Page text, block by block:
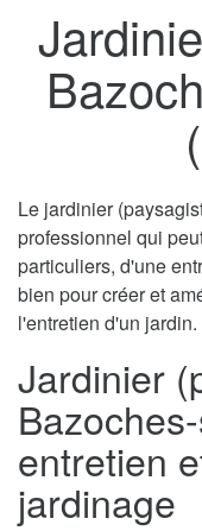
Le jardinier
professionnel qui
particuliers, d'une
bien pour créer et
l'entretien d'un jardin.
Jardinier
entretien
jardinage